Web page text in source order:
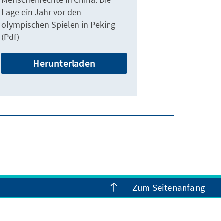
Lage ein Jahr vor den
olympischen Spielen in Peking
(Pdf)
Herunterladen
Zum Seitenanfang